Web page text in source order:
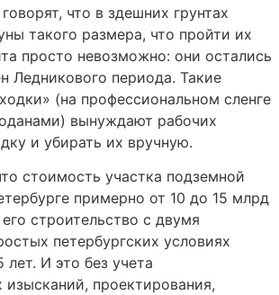
что в здешних грунтах
такого размера, что пройти их
просто невозможно: они остались
Ледникового периода. Такие
(на профессиональном сленге
вынуждают рабочих
и убирать их вручную.
стоимость участка подземной
примерно от 10 до 15 млрд
строительство с двумя
петербургских условиях
И это без учета
изысканий, проектирования,